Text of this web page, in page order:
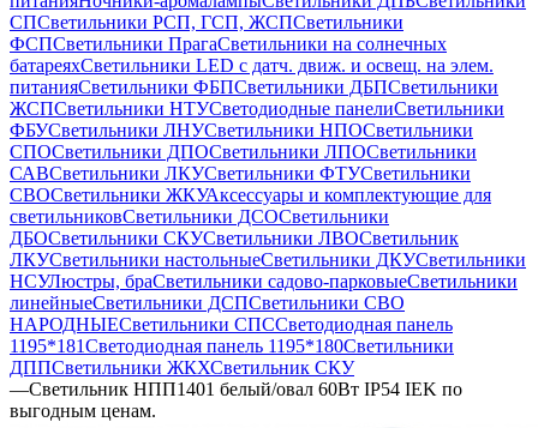
СПСветильники РСП, ГСП, ЖСПСветильники
ФСПСветильники ПрагаСветильники на солнечных
батареяхСветильники LED с датч. движ. и освещ. на элем.
питанияСветильники ФБПСветильники ДБПСветильники
ЖСПСветильники НТУСветодиодные панелиСветильники
ФБУСветильники ЛНУСветильники НПОСветильники
СПОСветильники ДПОСветильники ЛПОСветильники
САВСветильники ЛКУСветильники ФТУСветильники
СВОСветильники ЖКУАксессуары и комплектующие для
светильниковСветильники ДСОСветильники
ДБОСветильники СКУСветильники ЛВОСветильник
ЛКУСветильники настольныеСветильники ДКУСветильники
НСУЛюстры, браСветильники садово-парковыеСветильники
линейныеСветильники ДСПСветильники СВО
НАРОДНЫЕСветильники СПССветодиодная панель
1195*181Светодиодная панель 1195*180Светильники
ДППСветильники ЖКХСветильник СКУ
—Светильник НПП1401 белый/овал 60Вт IP54 IEK по
выгодным ценам.